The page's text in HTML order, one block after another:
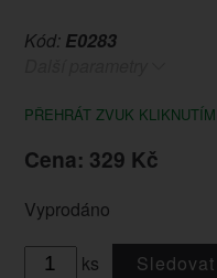
Kód: E0283
PŘEHRÁT ZVUK
Cena: 329 Kč
Vyprodáno
ks